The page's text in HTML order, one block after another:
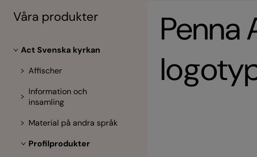
Våra produkter
Act Svenska kyrkan
Affischer
Information och
insamling
Material på andra språk
Profilprodukter
Penna